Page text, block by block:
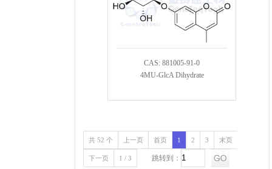
CAS: 881005-91-0
4MU-GlcA Dihydrate
共 52 个 上一页 首页 1 2 3 末页
下一页 1 / 3 跳转到：